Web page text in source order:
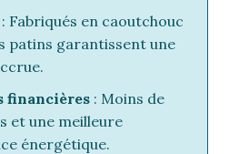
: Fabriqués en caoutchouc
patins garantissent une
financières : Moins de
et une meilleure
énergétique.